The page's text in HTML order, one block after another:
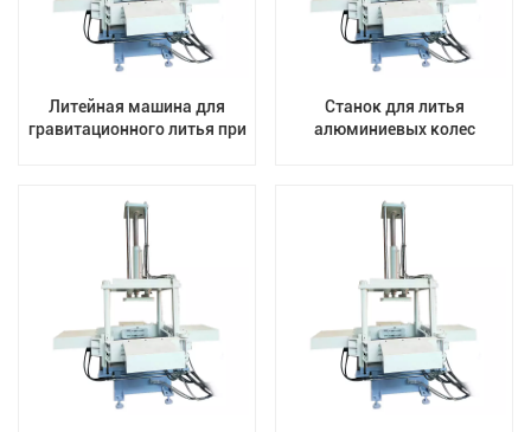
Литейная машина для
гравитационного литья при
Станок для литья
алюминиевых колес